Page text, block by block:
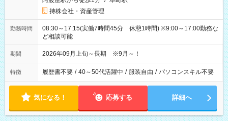
持株会社・資産管理
勤務時間
08:30～17:15(実働7時間45分 休憩1時間) ※9:00～17:00勤務な
ど相談可能
期間 2026年09月上旬～長期 ※9月～！
特徴 履歴書不要 / 40～50代活躍中 / 服装自由 / パソコンスキル不要
気になる！ 応募する 詳細へ